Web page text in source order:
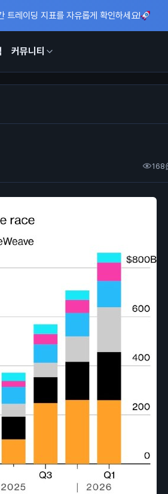
트레이딩 지표를 자유롭게 확인하세요!
커뮤니티
168